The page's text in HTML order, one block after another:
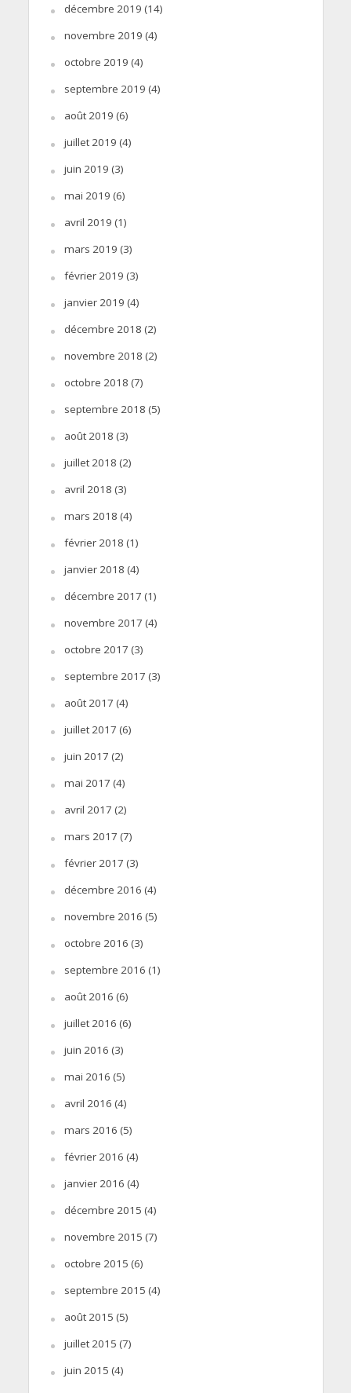
décembre 2019 (14)
novembre 2019 (4)
octobre 2019 (4)
septembre 2019 (4)
août 2019 (6)
juillet 2019 (4)
juin 2019 (3)
mai 2019 (6)
avril 2019 (1)
mars 2019 (3)
février 2019 (3)
janvier 2019 (4)
décembre 2018 (2)
novembre 2018 (2)
octobre 2018 (7)
septembre 2018 (5)
août 2018 (3)
juillet 2018 (2)
avril 2018 (3)
mars 2018 (4)
février 2018 (1)
janvier 2018 (4)
décembre 2017 (1)
novembre 2017 (4)
octobre 2017 (3)
septembre 2017 (3)
août 2017 (4)
juillet 2017 (6)
juin 2017 (2)
mai 2017 (4)
avril 2017 (2)
mars 2017 (7)
février 2017 (3)
décembre 2016 (4)
novembre 2016 (5)
octobre 2016 (3)
septembre 2016 (1)
août 2016 (6)
juillet 2016 (6)
juin 2016 (3)
mai 2016 (5)
avril 2016 (4)
mars 2016 (5)
février 2016 (4)
janvier 2016 (4)
décembre 2015 (4)
novembre 2015 (7)
octobre 2015 (6)
septembre 2015 (4)
août 2015 (5)
juillet 2015 (7)
juin 2015 (4)